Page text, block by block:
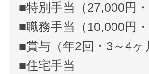
■特別手当（27,000円・
■職務手当（10,000円・
■賞与（年2回・3～4ヶ
■住宅手当